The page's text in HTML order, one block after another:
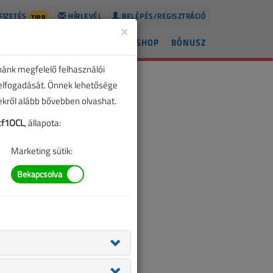
BELÉPÉS/REGISZTRÁCIÓ
HÍRLEVÉL
TIPP
BÓNUSZ
SHOP
×
megfelelő felhasználói
Önnek lehetősége
alább bővebben olvashat.
, állapota:
Marketing sütik: